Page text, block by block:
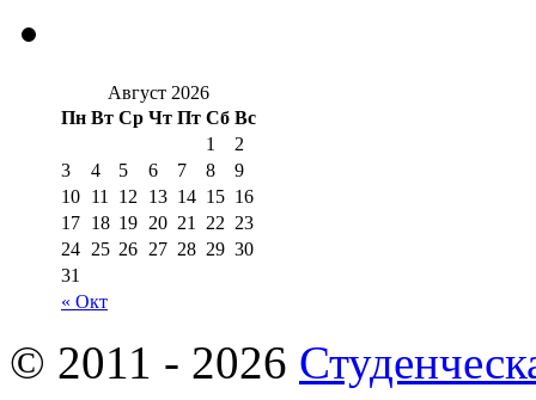
Август 2026
Пн Вт Ср Чт Пт Сб Вс
« Окт
1
2
3
4 5 6 7 8
9
10 11 12 13 14 15 16
17 18 19 20 21 22 23
24 25 26 27 28 29 30
31
© 2011 - 2026